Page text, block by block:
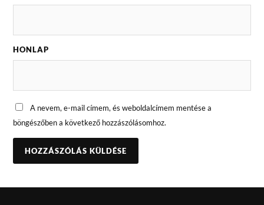
HONLAP
A nevem, e-mail címem, és weboldalcímem mentése a
böngészőben a következő hozzászólásomhoz.